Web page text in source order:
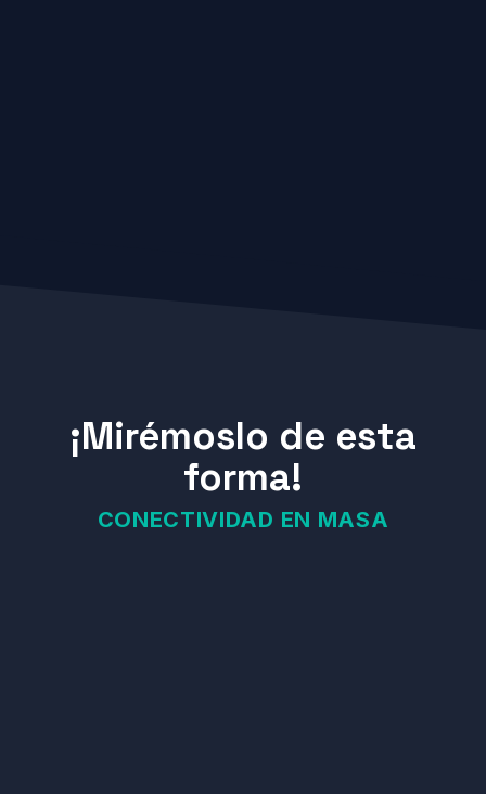
¡Mirémoslo de esta
forma!
CONECTIVIDAD EN MASA